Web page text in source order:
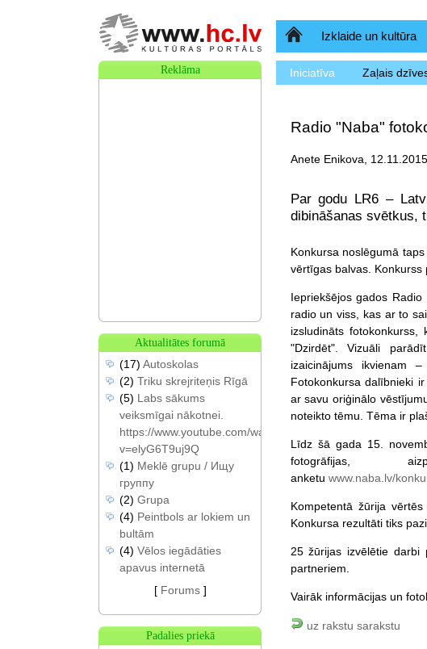
SākumlapaIzklaide un kultūra
Iniciatīva Zaļais
Radio "Naba"
Anete Enikova,
Par godu LR6 –
dibināšanas svētkus,
Konkursa noslēgumā
vērtīgas balvas. Konkurss
Iepriekšējos gados
radio un viss, kas ar to
izsludināts
"Dzirdēt". Vizuāli
izaicinājums ikvienam
Fotokonkursa dalībnieki
ar savu oriģinālo
noteikto tēmu. Tēma ir
Līdz šā gada 15.
fotogrāfijas,
anketu www.naba.lv/
Kompetentā žūrija
Konkursa rezultāti tiks
25 žūrijas izvēlētie darbi
partneriem.
Vairāk informācijas un
uz rakstu sarakstu
Reklāma
Aktualitātes forumā
(17) Autoskolas
(2) Triku skrejriteņis Rīgā
(5) Labs sākums
veiksmīgai nākotnei.
https://www.youtube.com/watch?
v=elyG6T9uj9Q
(1) Meklē grupu / Ищу
группу
(2) Grupa
(4) Peintbols ar lokiem un
bultām
(4) Vēlos iegādāties
apavus internetā
[ Forums]
Padalies priekā